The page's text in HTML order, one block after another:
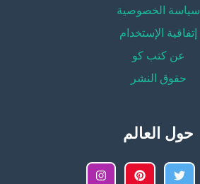
سياسة الخصوصية
إتفاقية الإستخدام
عن كتب كو
حقوق النشر
حول العالم